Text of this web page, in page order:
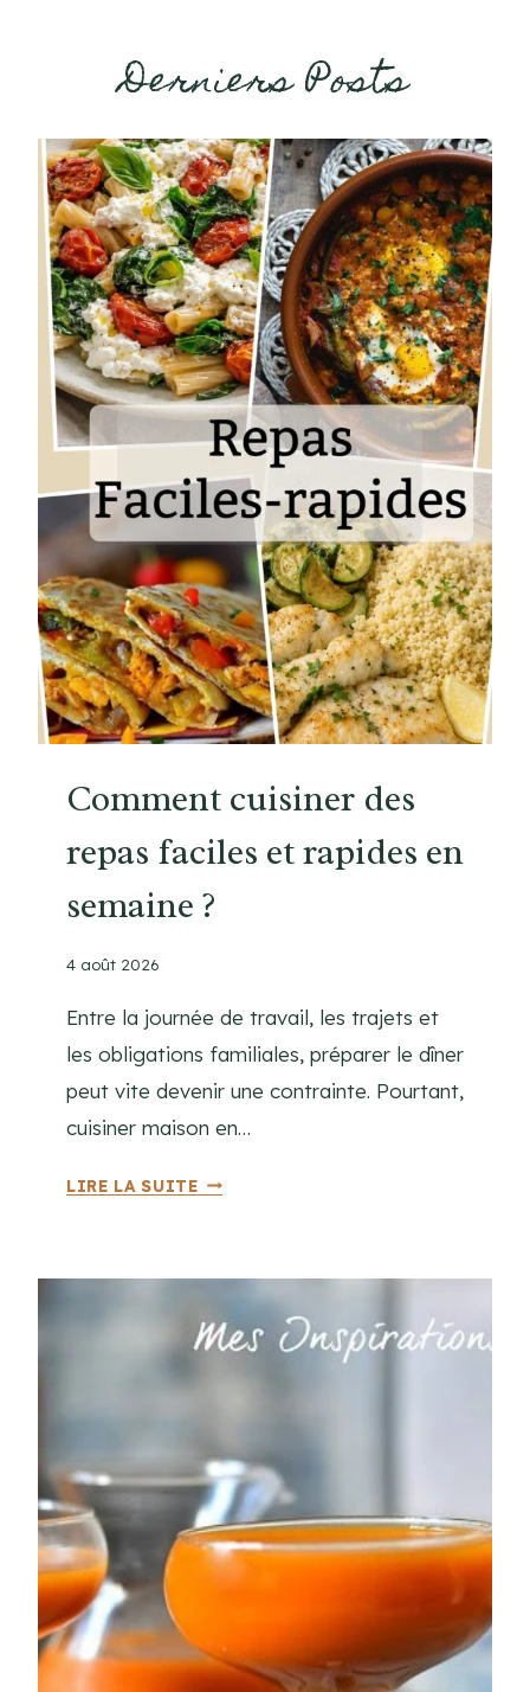
Derniers Posts
Comment cuisiner des
repas faciles et rapides en
semaine ?
4 août 2026
Entre la journée de travail, les trajets et
les obligations familiales, préparer le dîner
peut vite devenir une contrainte. Pourtant,
cuisiner maison en…
LIRE LA SUITEC
N
T
S
I
N
E
E
S